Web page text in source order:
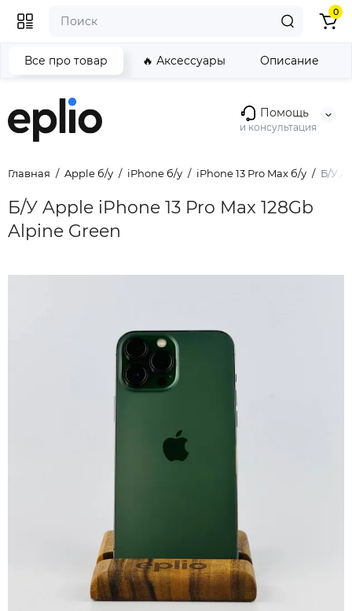
Помощь
и консультация
0
Главная Apple б/у iPhone б/у iPhone 13 Pro Max б/у Б/У
Б/У Apple iPhone 13 Pro Max 128Gb
Alpine Green
Все про товар 🔥 Аксессуары Описание